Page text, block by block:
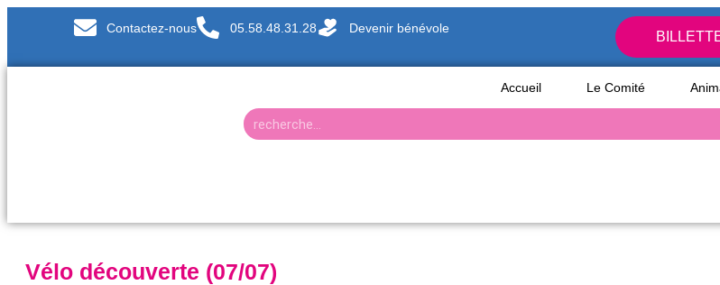
Contactez-nous 05.58.48.31.28 Devenir bénévole
Accueil Le Comité
Vélo découverte (07/07)